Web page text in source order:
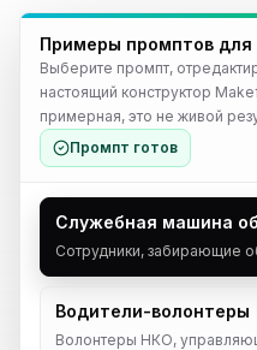
Примеры промптов для
Выберите промпт,
настоящий конструктор
примерная, это не живой
Промпт готов
Служебная машина
Сотрудники, забирающие
Водители-волонтеры
Волонтеры НКО,